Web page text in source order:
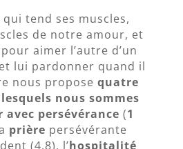
qui tend ses muscles,
de notre amour, et
aimer l’autre d’un
lui pardonner quand il
nous propose quatre
nous sommes
persévérance (1
prière persévérante
(4.8), l’hospitalité